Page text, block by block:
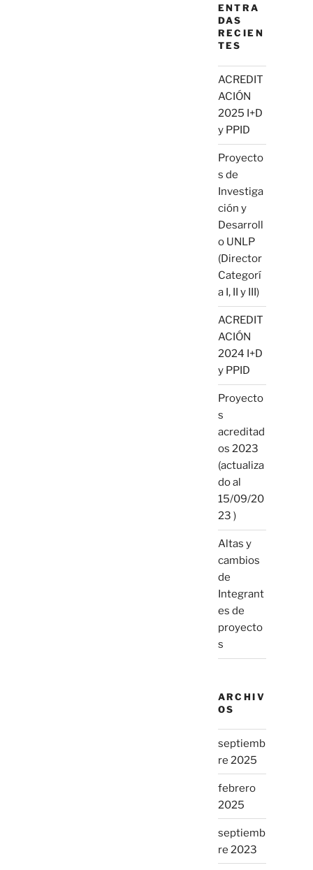
ENTRA
DAS
RECIEN
TES
ACREDIT
ACIÓN
2025 I+D
y PPID
Proyecto
s de
Investiga
ción y
Desarroll
o UNLP
(Director
Categorí
a I, II y III)
ACREDIT
ACIÓN
2024 I+D
y PPID
Proyecto
s
acreditad
os 2023
(actualiza
do al
15/09/20
23 )
Altas y
cambios
de
Integrant
es de
proyecto
s
ARCHIV
OS
septiemb
re 2025
febrero
2025
septiemb
re 2023